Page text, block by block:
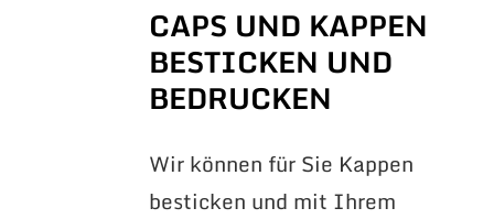
CAPS UND KAPPEN
BESTICKEN UND
BEDRUCKEN
Wir können für Sie Kappen
besticken und mit Ihrem